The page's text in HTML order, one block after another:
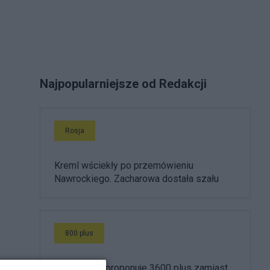
Najpopularniejsze od Redakcji
Rosja
Kreml wściekły po przemówieniu
Nawrockiego. Zacharowa dostała szału
800 plus